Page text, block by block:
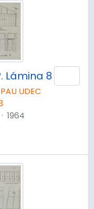
Lámina 8
UDEC
· 1964